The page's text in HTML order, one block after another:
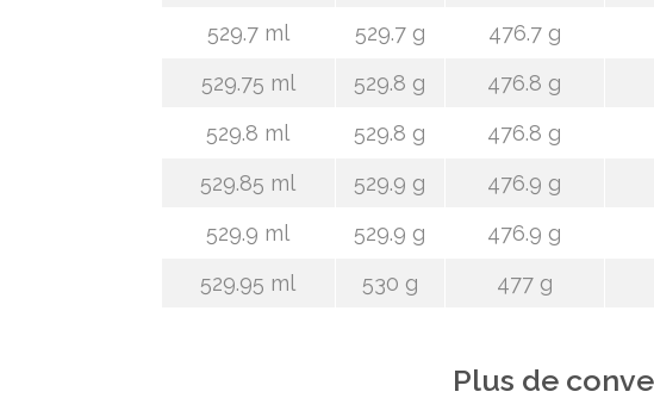
529.7 ml
529.7 g 476.7 g
529.75 ml
529.8 g 476.8 g
529.8 ml
529.8 g 476.8 g
529.85 ml
529.9 g 476.9 g
529.9 ml
529.9 g 476.9 g
529.95 ml
530 g 477 g
Plus de